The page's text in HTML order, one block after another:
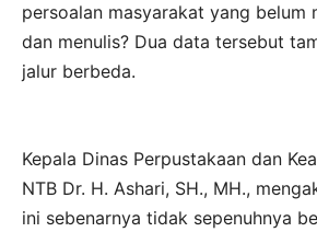
persoalan masyarakat yang belum
dan menulis? Dua data tersebut
jalur berbeda.
Kepala Dinas Perpustakaan dan
NTB Dr. H. Ashari, SH., MH.,
ini sebenarnya tidak sepenuhnya